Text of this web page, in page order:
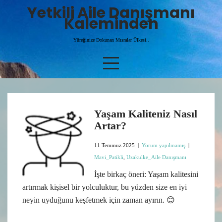
Yetkili Aile Danışmanı
Kaleminden
Yüreğinize Dokunan Mısralar Ülkesi..
Yaşam Kaliteniz Nasıl
Artar?
11 Temmuz 2025 |Yorum yapılmamış |
Mavi_Patikli ,Uzakulke_Aile Danışmanı
İşte birkaç öneri: Yaşam kalitesini
artırmak kişisel bir yolculuktur, bu yüzden size en iyi
neyin uyduğunu keşfetmek için zaman ayırın. 😊